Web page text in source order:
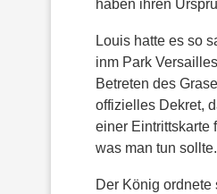
haben ihren
Louis hatte es so
inm Park
Betreten des
offizielles Dekret,
einer Eintrittskarte
was man tun
Der König